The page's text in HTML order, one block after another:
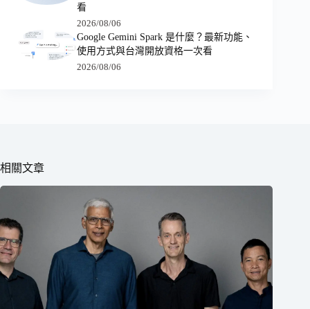
看
2026/08/06
Google Gemini Spark 是什麼？最新功能、
使用方式與台灣開放資格一次看
2026/08/06
相關文章